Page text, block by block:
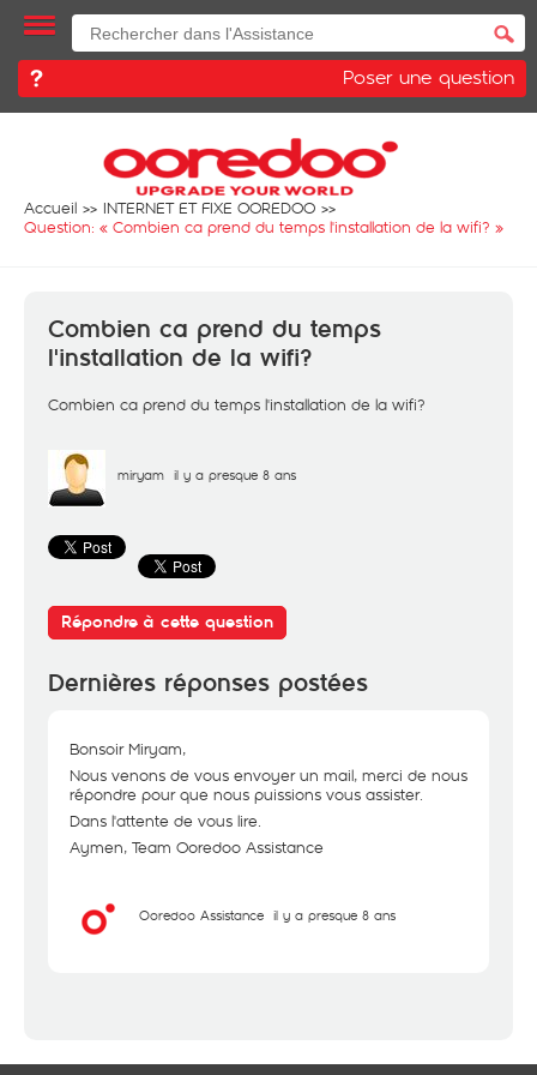
Poser une question
Accueil
INTERNET ET FIXE OOREDOO
Question: « Combien ca prend du temps l'installation de la wifi? »
Combien ca prend du temps
l'installation de la wifi?
Combien ca prend du temps l'installation de la wifi?
miryam il y a presque 8 ans
Répondre à cette question
Dernières réponses postées
Bonsoir Miryam,
Nous venons de vous envoyer un mail, merci de nous
répondre pour que nous puissions vous assister.
Dans l'attente de vous lire.
Aymen, Team Ooredoo Assistance
Ooredoo Assistance il y a presque 8 ans